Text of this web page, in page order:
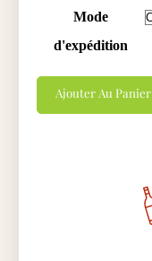
Mode
d'expédition
Ajouter Au Panier